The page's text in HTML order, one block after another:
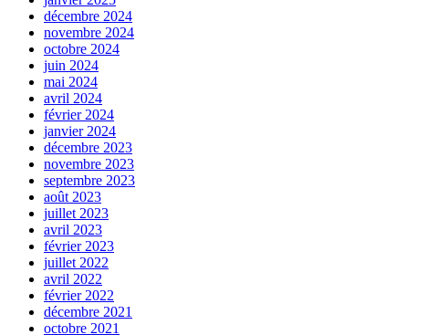
décembre 2024
novembre 2024
octobre 2024
juin 2024
mai 2024
avril 2024
février 2024
janvier 2024
décembre 2023
novembre 2023
septembre 2023
août 2023
juillet 2023
avril 2023
février 2023
juillet 2022
avril 2022
février 2022
décembre 2021
octobre 2021